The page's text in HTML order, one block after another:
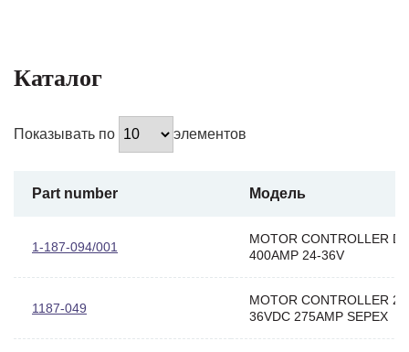
Каталог
Показывать по элементов
Part number Модель
1-187-094/001
MOTOR CONTROLLER
400AMP 24-36V
1187-049
MOTOR CONTROLLER
36VDC 275AMP SEPEX